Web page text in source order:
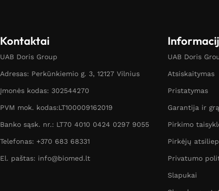
Kontaktai
UAB Doris Group
Adresas: Perkūnkiemio g. 3, 12127 Vilnius
Įmonės kodas: 302544270
PVM mok. kodas:LT100009162019
Banko sąsk. nr.: LT70 4010 0424 0297 9055
Telefonas: +370 683 68331
El. paštas: info@biomed.lt
UAB Doris
Atsiskaitymas
Pristatymas
Garantija ir
Pirkimo
Pirkėjų
Privatumo
Slapukai